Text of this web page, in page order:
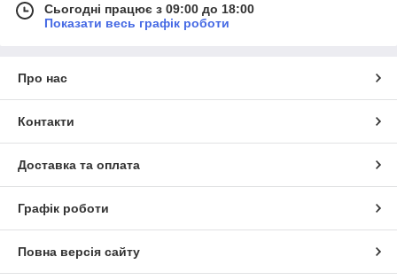
Сьогодні працює з 09:00 до 18:00
Показати весь графік роботи
Про нас
Контакти
Доставка та оплата
Графік роботи
Повна версія сайту